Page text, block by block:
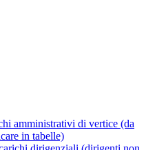
amministrativi di vertice (da
in tabelle)